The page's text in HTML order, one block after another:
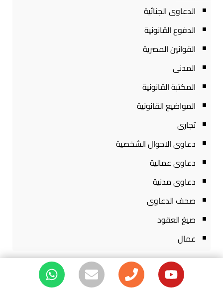
الدعاوى الجنائية
الدفوع القانونية
القوانين المصرية
المدنى
المكتبة القانونية
المواضيع القانونية
تجارى
دعاوى الاحوال الشخصية
دعاوى عمالية
دعاوى مدنية
صحف الدعاوى
صيغ العقود
عمال